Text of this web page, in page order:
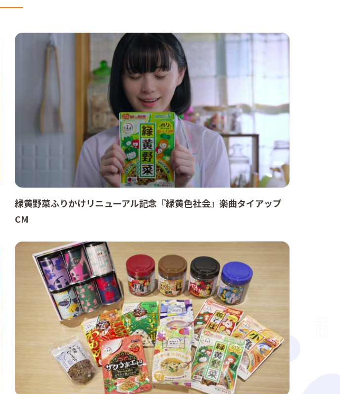
緑黄野菜ふりかけリニューアル記念『緑黄色社会』楽曲タイアップ
CM